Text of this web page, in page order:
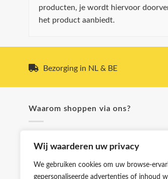
Wij waarderen uw privacy
We gebruiken cookies om uw browse-
gepersonaliseerde advertenties of inhoud
producten, je wordt hiervoor
het product aanbiedt.
Bezorging in NL & BE
Waarom shoppen via ons?
✓ Hoge kwaliteit boren
✓ Klanttevredenheid staat voorop
✓ Groot aanbod en lage prijzen